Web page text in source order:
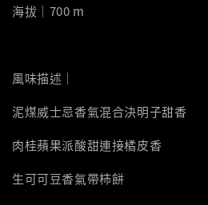
海拔｜700 m
風味描述｜
泥煤威士忌香氣混合決明子甜香
肉桂蘋果派酸甜連接橘皮香
生可可豆香氣帶柿餅